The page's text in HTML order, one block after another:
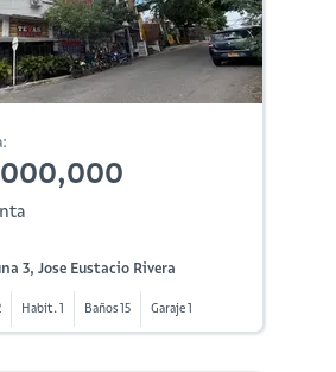
3, Jose Eustacio Rivera
Habit. 1 Baños 15 Garaje 1